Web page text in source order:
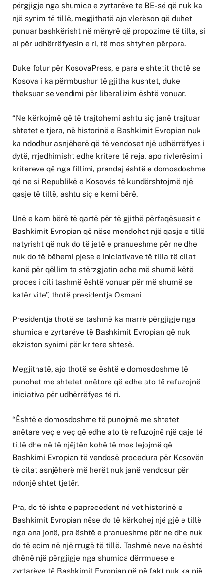
përgjigje nga shumica e zyrtarëve te BE-së që nuk ka
një synim të tillë, megjithatë ajo vlerëson që duhet
punuar bashkërisht në mënyrë që propozime të tilla, si
ai për udhërrëfyesin e ri, të mos shtyhen përpara.
Duke folur për KosovaPress, e para e shtetit thotë se
Kosova i ka përmbushur të gjitha kushtet, duke
theksuar se vendimi për liberalizim është vonuar.
“Ne kërkojmë që të trajtohemi ashtu siç janë trajtuar
shtetet e tjera, në historinë e Bashkimit Evropian nuk
ka ndodhur asnjëherë që të vendoset një udhërrëfyes i
dytë, rrjedhimisht edhe kritere të reja, apo rivlerësim i
kritereve që nga fillimi, prandaj është e domosdoshme
që ne si Republikë e Kosovës të kundërshtojmë një
qasje të tillë, ashtu siç e kemi bërë.
Unë e kam bërë të qartë për të gjithë përfaqësuesit e
Bashkimit Evropian që nëse mendohet një qasje e tillë
natyrisht që nuk do të jetë e pranueshme për ne dhe
nuk do të bëhemi pjese e iniciativave të tilla të cilat
kanë për qëllim ta stërzgjatin edhe më shumë këtë
proces i cili tashmë është vonuar për më shumë se
katër vite”, thotë presidentja Osmani.
Presidentja thotë se tashmë ka marrë përgjigje nga
shumica e zyrtarëve të Bashkimit Evropian që nuk
ekziston synimi për kritere shtesë.
Megjithatë, ajo thotë se është e domosdoshme të
punohet me shtetet anëtare që edhe ato të refuzojnë
iniciativa për udhërrëfyes të ri.
“Është e domosdoshme të punojmë me shtetet
anëtare veç e veç që edhe ato të refuzojnë një qaje të
tillë dhe në të njëjtën kohë të mos lejojmë që
Bashkimi Evropian të vendosë procedura për Kosovën
të cilat asnjëherë më herët nuk janë vendosur për
ndonjë shtet tjetër.
Pra, do të ishte e paprecedent në vet historinë e
Bashkimit Evropian nëse do të kërkohej një gjë e tillë
nga ana jonë, pra është e pranueshme për ne dhe nuk
do të ecim në një rrugë të tillë. Tashmë neve na është
dhënë një përgjigje nga shumica dërrmuese e
zyrtarëve të Bashkimit Evropian që në fakt nuk ka një